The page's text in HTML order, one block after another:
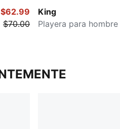
$62.99
$70.00
King
Playera para hombre